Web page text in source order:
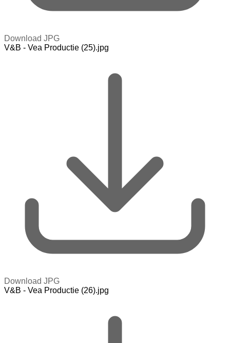
Download JPG
V&B - Vea Productie (25).jpg
Download JPG
V&B - Vea Productie (26).jpg